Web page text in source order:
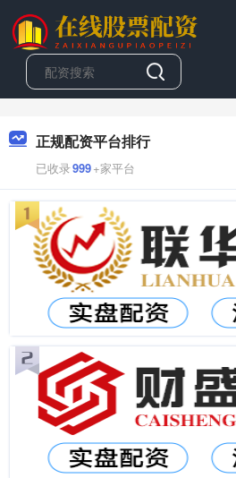
正规配资平台排行
已收录999+家平台